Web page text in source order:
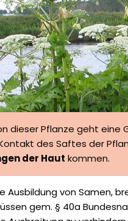
dieser Pflanze geht eine
des Saftes der
der Haut kommen.
Ausbildung von Samen,
gem. § 40a